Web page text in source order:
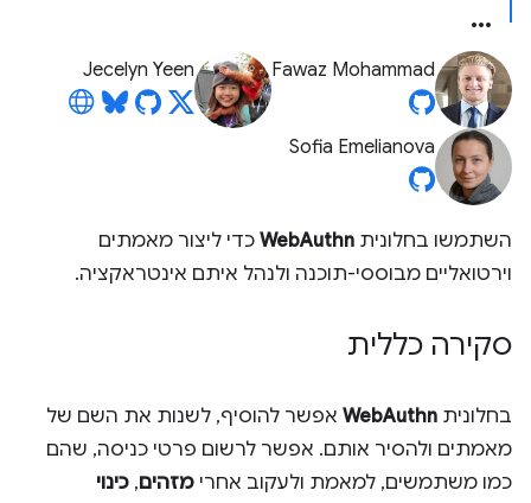
Fawaz Mohammad
Jecelyn Yeen
Sofia Emelianova
השתמשו בחלונית WebAuthn כדי ליצור מאמתים
וירטואליים מבוססי-תוכנה ולנהל איתם אינטראקציה.
סקירה כללית
בחלונית WebAuthn אפשר להוסיף, לשנות את השם של
מאמתים ולהסיר אותם. אפשר לרשום פרטי כניסה, שהם
כמו משתמשים, למאמת ולעקוב אחרי מזהים, כינוי